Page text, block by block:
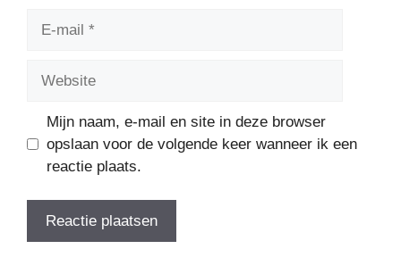
Mijn naam, e-mail en site in deze browser
opslaan voor de volgende keer wanneer ik een
reactie plaats.